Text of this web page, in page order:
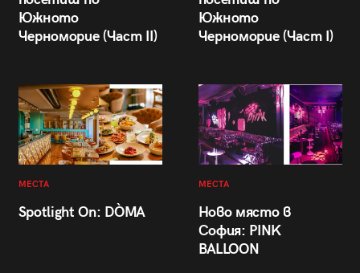
Южното
Черноморие (Част II)
Южното
Черноморие (Част I)
МЕСТА
Spotlight On: DÒMA
МЕСТА
Ново място в
София: PINK
BALLOON